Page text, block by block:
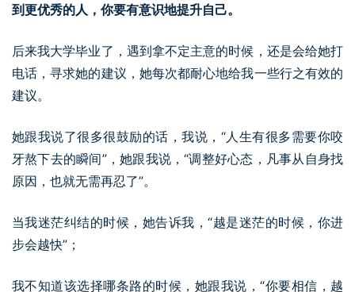
到更优秀的人，你要有意识地提升自己。
后来我大学毕业了，遇到拿不定主意的时候，还是会给她打
电话，寻求她的建议，她每次都耐心地给我一些行之有效的
建议。
她跟我说了很多很鼓励的话，我说，“人生有很多需要你咬
牙熬下去的瞬间”，她跟我说，“调整好心态，凡事从自身找
原因，也就无需再忍了”。
当我迷茫纠结的时候，她告诉我，“越是迷茫的时候，你进
步会越快”；
我不知道该选择哪条路的时候，她跟我说，“你要相信，越